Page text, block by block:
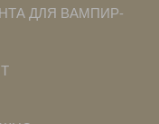
ДЛЯ ВАМПИР-